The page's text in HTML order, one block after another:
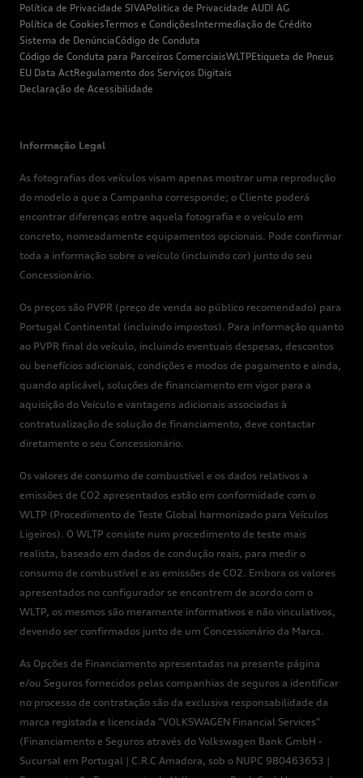
Política de Privacidade SIVAPolitica de Privacidade AUDI AG
Política de CookiesTermos e CondiçõesIntermediação de Crédito
Sistema de DenúnciaCódigo de Conduta
Código de Conduta para Parceiros ComerciaisWLTPEtiqueta de Pneus
EU Data ActRegulamento dos Serviços Digitais
Declaração de Acessibilidade
Informação Legal
As fotografias dos veículos visam apenas mostrar uma reprodução
do modelo a que a Campanha corresponde; o Cliente poderá
encontrar diferenças entre aquela fotografia e o veículo em
concreto, nomeadamente equipamentos opcionais. Pode confirmar
toda a informação sobre o veículo (incluindo cor) junto do seu
Concessionário.
Os preços são PVPR (preço de venda ao público recomendado) para
Portugal Continental (incluindo impostos). Para informação quanto
ao PVPR final do veículo, incluindo eventuais despesas, descontos
ou benefícios adicionais, condições e modos de pagamento e ainda,
quando aplicável, soluções de financiamento em vigor para a
aquisição do Veículo e vantagens adicionais associadas à
contratualização de solução de financiamento, deve contactar
diretamente o seu Concessionário.
Os valores de consumo de combustível e os dados relativos a
emissões de CO2 apresentados estão em conformidade com o
WLTP (Procedimento de Teste Global harmonizado para Veículos
Ligeiros). O WLTP consiste num procedimento de teste mais
realista, baseado em dados de condução reais, para medir o
consumo de combustível e as emissões de CO2. Embora os valores
apresentados no configurador se encontrem de acordo com o
WLTP, os mesmos são meramente informativos e não vinculativos,
devendo ser confirmados junto de um Concessionário da Marca.
As Opções de Financiamento apresentadas na presente página
e/ou Seguros fornecidos pelas companhias de seguros a identificar
no processo de contratação são da exclusiva responsabilidade da
marca registada e licenciada "VOLKSWAGEN Financial Services"
(Financiamento e Seguros através do Volkswagen Bank GmbH -
Sucursal em Portugal | C.R.C Amadora, sob o NUPC 980463653 |